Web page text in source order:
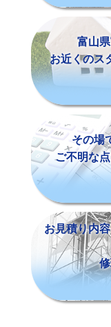
富山
お近くのス
その場
ご不明な
お見積り内